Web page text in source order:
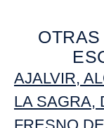
AJALVIR,
LA SAGRA,